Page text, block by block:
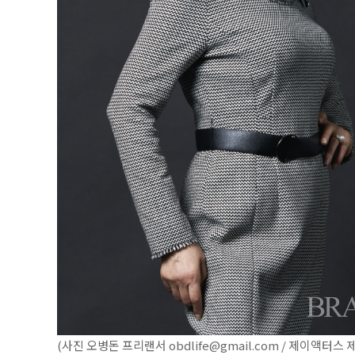
(사진 오병돈 프리랜서 obdlife@gmail.com / 제이액터스